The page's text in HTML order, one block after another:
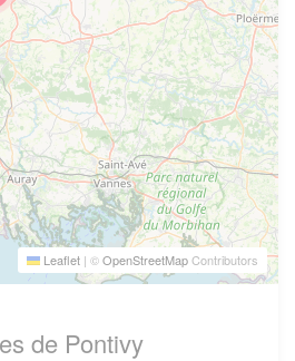
Leaflet | ©OpenStreetMapContributors
de Pontivy